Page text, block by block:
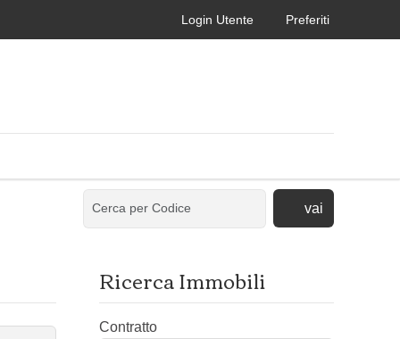
Login Utente Preferiti
vai
Ricerca Immobili
Contratto